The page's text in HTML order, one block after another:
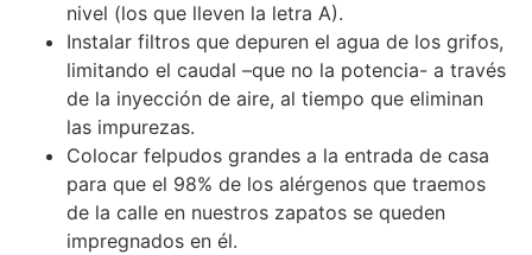
nivel (los que lleven la letra A).
Instalar filtros que depuren el agua de los grifos,
limitando el caudal –que no la potencia- a través
de la inyección de aire, al tiempo que eliminan
las impurezas.
Colocar felpudos grandes a la entrada de casa
para que el 98% de los alérgenos que traemos
de la calle en nuestros zapatos se queden
impregnados en él.